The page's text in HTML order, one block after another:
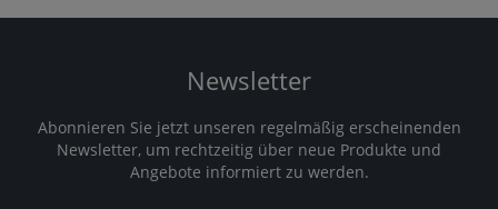
Newsletter
Abonnieren Sie jetzt unseren regelmäßig erscheinenden
Newsletter, um rechtzeitig über neue Produkte und
Angebote informiert zu werden.